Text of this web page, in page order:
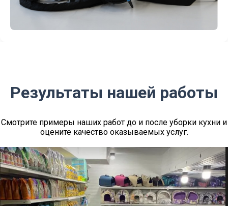
Результаты нашей работы
Смотрите примеры наших работ до и после уборки кухни и
оцените качество оказываемых услуг.